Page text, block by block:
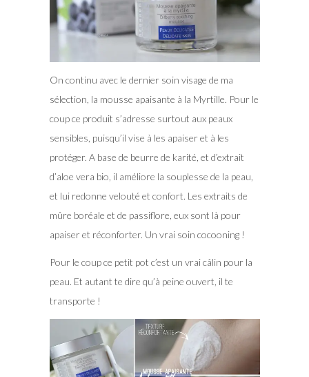
On continu avec le dernier soin visage de ma
sélection, la mousse apaisante à la Myrtille. Pour le
coup ce produit s’adresse surtout aux peaux
sensibles, puisqu’il vise à les apaiser et à les
protéger. A base de beurre de karité, et d’extrait
d’aloe vera bio, il améliore la souplesse de la peau,
et lui redonne velouté et confort. Les extraits de
mûre boréale et de passiflore, eux sont là pour
apaiser et réconforter. Un vrai soin cocooning !
Pour le coup ce petit pot c’est un vrai câlin pour la
peau. Et autant te dire qu’à peine ouvert, il te
transporte !